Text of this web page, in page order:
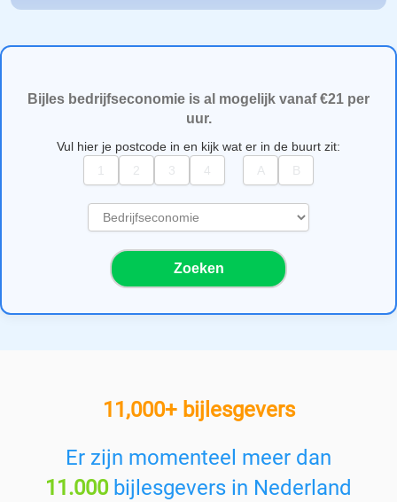
Bijles bedrijfseconomie is al mogelijk vanaf €21 per
uur.
Vul hier je postcode in en kijk wat er in de buurt zit:
a
k
Zoeken
11,000+ bijlesgevers
Er zijn momenteel meer dan
11.000bijlesgevers in Nederland